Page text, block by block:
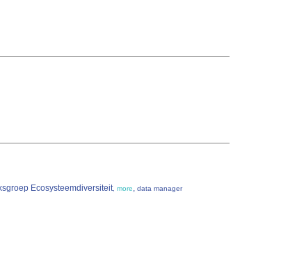
Ecosysteemdiversiteit more, data manager